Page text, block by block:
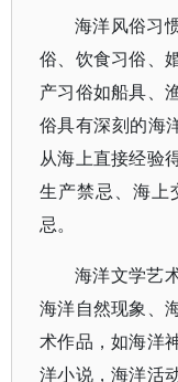
海洋风俗习
俗、饮食习俗、
产习俗如船具、
俗具有深刻的海
从海上直接经验
生产禁忌、海上
忌。
海洋文学艺
海洋自然现象、
术作品，如海洋
洋小说，海洋活